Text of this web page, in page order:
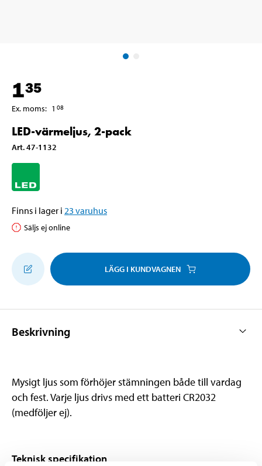
135
Ex. moms: 1 08
LED-värmeljus, 2-pack
Art.47-1132
Finns i lager i 23 varuhus
Säljs ej online
LÄGG I KUNDVAGNEN
Beskrivning
Mysigt ljus som förhöjer stämningen både till vardag
och fest. Varje ljus drivs med ett batteri CR2032
(medföljer ej).
Teknisk specifikation